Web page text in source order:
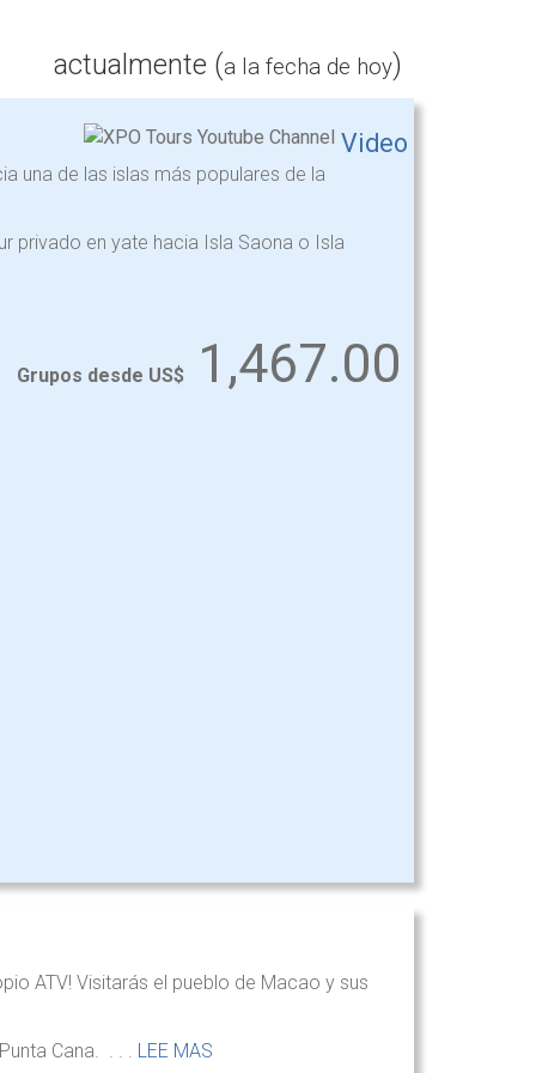
actualmente (a la fecha de hoy)
Video
una de las islas más populares de la
privado en yate hacia Isla Saona o Isla
Grupos desde US$ 1,467.00
ATV! Visitarás el pueblo de Macao y sus
Cana. . . . LEE MAS